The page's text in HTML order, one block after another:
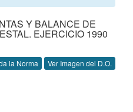
Y BALANCE DE
EJERCICIO 1990
la Norma Ver Imagen del D.O.